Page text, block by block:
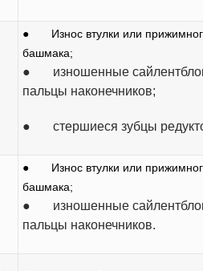
● Износ втулки или
башмака;
● изношенные
пальцы наконечников;
● стершиеся зубцы
● Износ втулки или
башмака;
● изношенные
пальцы наконечников.